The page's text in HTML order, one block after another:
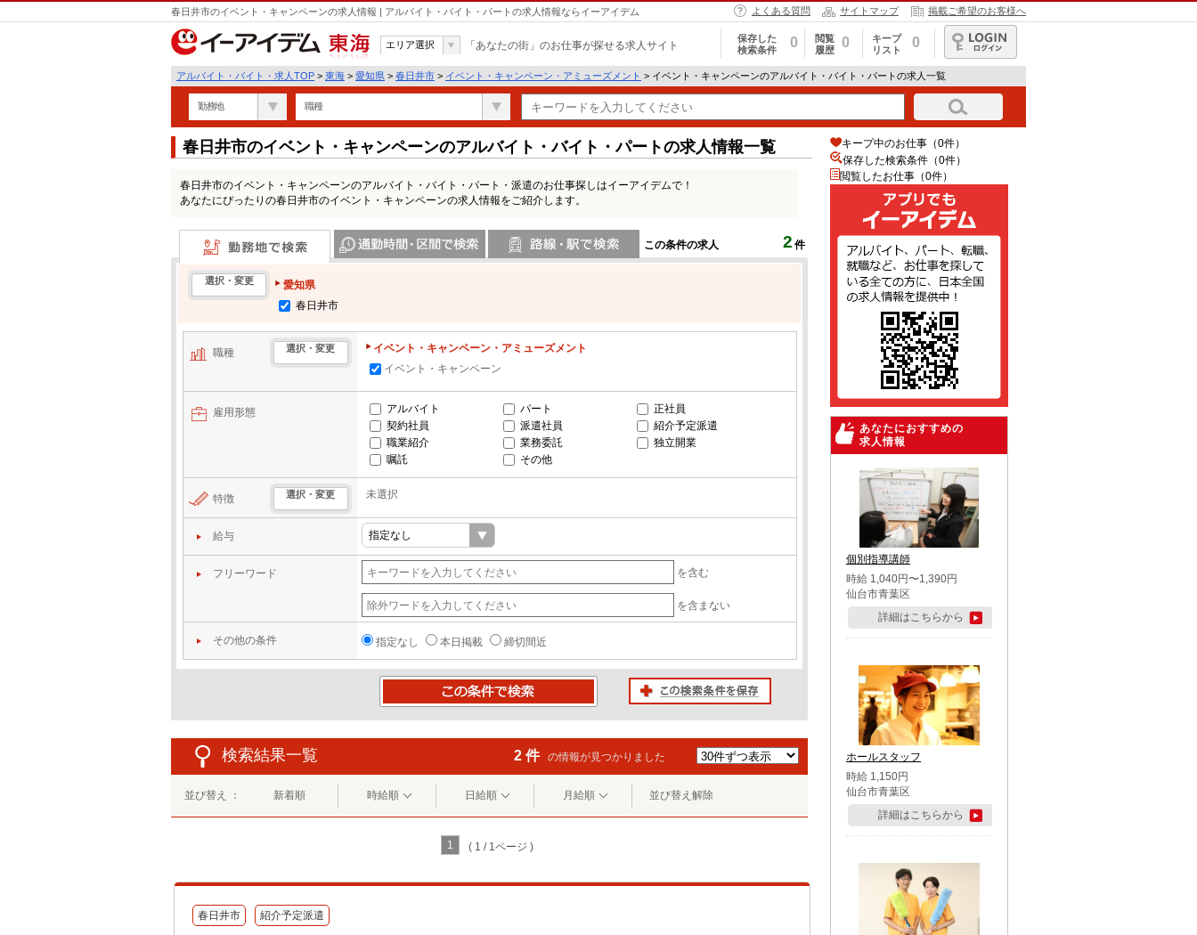
春日井市のイベント・キャンペーンの求人情報 | アルバイト・バイト・パートの求人情報ならイーアイデム よくある質問 サイトマップ 掲載ご希望のお客様へ
東海
エリア選択 「あなたの街」のお仕事が探せる求人サイト
保存した
検索条件
0
閲覧
履歴
0
キープ
リスト
0
ログイン
アルバイト・バイト・求人TOP > 東海 > 愛知県 > 春日井市 > イベント・キャンペーン・アミューズメント > イベント・キャンペーンのアルバイト・バイト・パートの求人一覧
勤務地 職種
春日井市のイベント・キャンペーンのアルバイト・バイト・パートの求人情報一覧
春日井市のイベント・キャンペーンのアルバイト・バイト・パート・派遣のお仕事探しはイーアイデムで！
あなたにぴったりの春日井市のイベント・キャンペーンの求人情報をご紹介します。
この条件の求人 2 件
勤務地で検索
選択・変更
愛知県
春日井市
職種 選択・変更
イベント・キャンペーン・アミューズメント
イベント・キャンペーン
雇用形態 アルバイト パート
正社員
契約社員
派遣社員
紹介予定派遣
職業紹介
業務委託
独立開業
嘱託
その他
特徴 選択・変更 未選択
給与
フリーワード を含む
を含まない
その他の条件 指定なし 本日掲載 締切間近
検索結果一覧 2 件 の情報が見つかりました
並び替え ： 新着順 時給順 日給順 月給順 並び替え解除
1 ( 1 / 1ページ )
春日井市 紹介予定派遣
キープ中のお仕事（0件）
保存した検索条件（0件）
閲覧したお仕事（0件）
あなたにおすすめの
求人情報
個別指導講師
時給 1,040円〜1,390円
仙台市青葉区
詳細はこちらから
ホールスタッフ
時給 1,150円
仙台市青葉区
詳細はこちらから